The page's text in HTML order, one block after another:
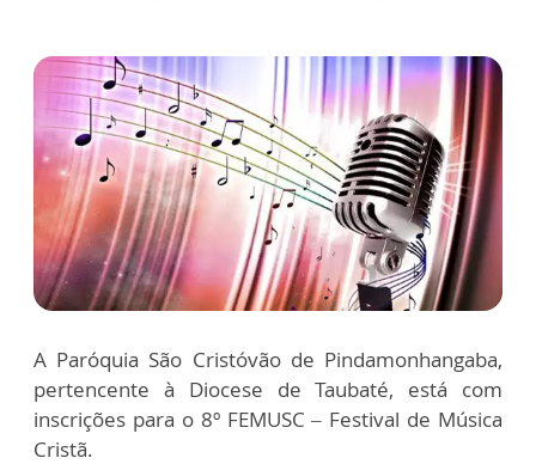
A Paróquia São Cristóvão de Pindamonhangaba,
pertencente à Diocese de Taubaté, está com
inscrições para o 8º FEMUSC – Festival de Música
Cristã.